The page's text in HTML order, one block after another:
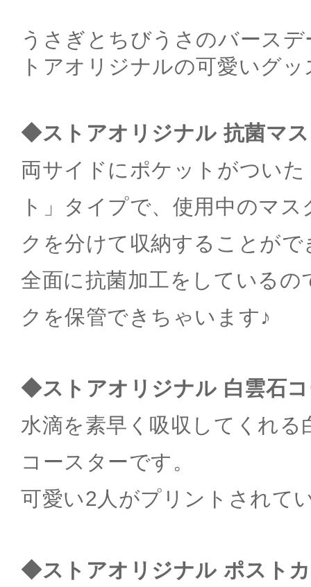
うさぎとちびうさのバース
トアオリジナルの可愛いグ
◆ストアオリジナル 抗菌マ
両サイドにポケットがつい
ト」タイプで、使用中のマ
クを分けて収納することがで
全面に抗菌加工をしているの
クを保管できちゃいます♪
◆ストアオリジナル 白雲石
水滴を素早く吸収してくれる
コースターです。
可愛い2人がプリントされて
◆ストアオリジナル ポスト